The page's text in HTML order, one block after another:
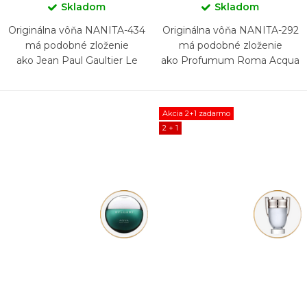
Skladom
Originálna vôňa NANITA-434
má podobné zloženie
ako Jean Paul Gaultier Le
Skladom
Originálna vôňa NANITA-292
má podobné zloženie
ako Profumum Roma Acqua
Akcia 2+1 zadarmo
2 + 1